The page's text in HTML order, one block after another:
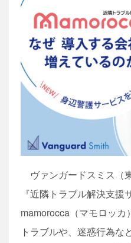
ヴァンガードスミス（
『近隣トラブル解決支援
mamorocca（マモロッ
トラブルや、迷惑行為な